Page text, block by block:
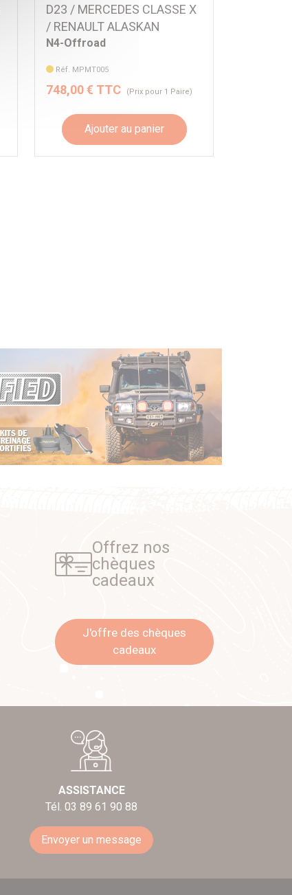
D23 / MERCEDES CLASSE X
/ RENAULT ALASKAN
N4-Offroad
Réf. MPMT005
748,00 € TTC (Prix pour 1 Paire)
Ajouter au panier
Offrez nos
chèques
cadeaux
J'offre des chèques
cadeaux
ASSISTANCE
Tél. 03 89 61 90 88
Envoyer un message